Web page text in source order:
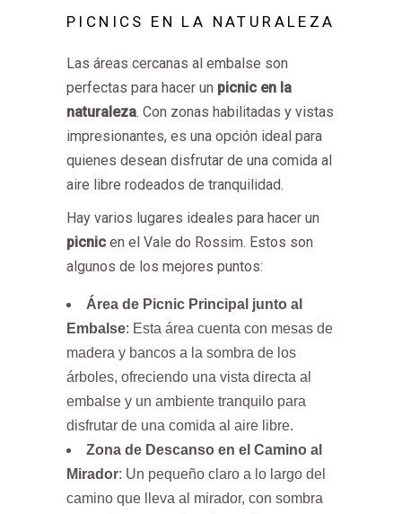
PICNICS EN LA NATURALEZA
Las áreas cercanas al embalse son
perfectas para hacer un picnic en la
naturaleza. Con zonas habilitadas y vistas
impresionantes, es una opción ideal para
quienes desean disfrutar de una comida al
aire libre rodeados de tranquilidad.
Hay varios lugares ideales para hacer un
picnic en el Vale do Rossim. Estos son
algunos de los mejores puntos:
Área de Picnic Principal junto al
Embalse: Esta área cuenta con mesas de
madera y bancos a la sombra de los
árboles, ofreciendo una vista directa al
embalse y un ambiente tranquilo para
disfrutar de una comida al aire libre.
Zona de Descanso en el Camino al
Mirador: Un pequeño claro a lo largo del
camino que lleva al mirador, con sombra